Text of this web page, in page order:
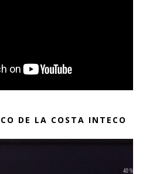
DE LA COSTA INTECO